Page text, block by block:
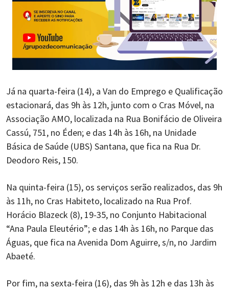
Já na quarta-feira (14), a Van do Emprego e Qualificação
estacionará, das 9h às 12h, junto com o Cras Móvel, na
Associação AMO, localizada na Rua Bonifácio de Oliveira
Cassú, 751, no Éden; e das 14h às 16h, na Unidade
Básica de Saúde (UBS) Santana, que fica na Rua Dr.
Deodoro Reis, 150.
Na quinta-feira (15), os serviços serão realizados, das 9h
às 11h, no Cras Habiteto, localizado na Rua Prof.
Horácio Blazeck (8), 19-35, no Conjunto Habitacional
“Ana Paula Eleutério”; e das 14h às 16h, no Parque das
Águas, que fica na Avenida Dom Aguirre, s/n, no Jardim
Abaeté.
Por fim, na sexta-feira (16), das 9h às 12h e das 13h às